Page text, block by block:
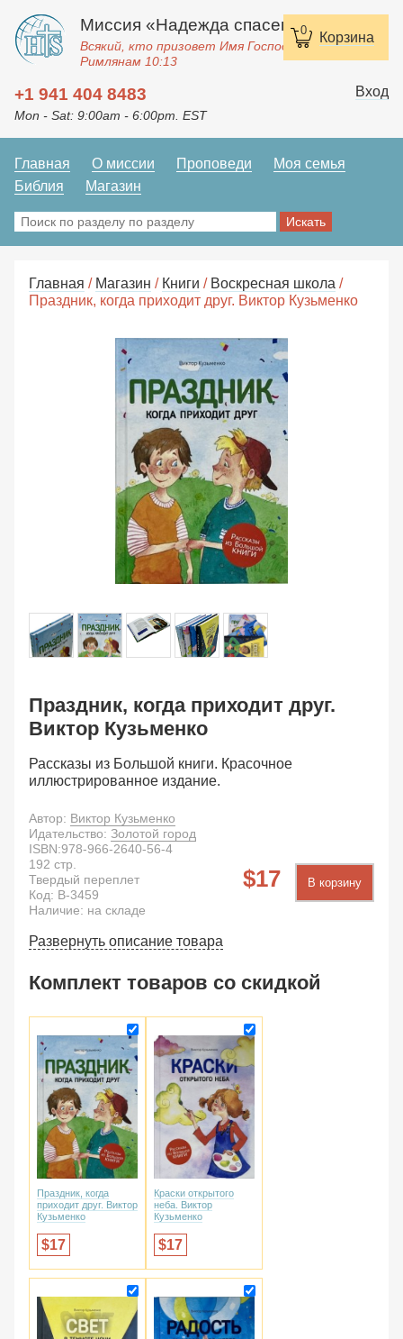
0 Корзина
Миссия «Надежда спасения»
Всякий, кто призовет Имя Господне, спасется.
Римлянам 10:13
+1 941 404 8483
Mon - Sat: 9:00am - 6:00pm. EST
Вход
Главная О миссии Проповеди
Моя семья
Библия
Магазин
Главная / Магазин / Книги / Воскресная школа /
Праздник, когда приходит друг. Виктор Кузьменко
Праздник, когда приходит друг.
Виктор Кузьменко
Рассказы из Большой книги. Красочное
иллюстрированное издание.
Автор: Виктор Кузьменко
Идательство: Золотой город
17 В корзину
ISBN:978-966-2640-56-4
192 стр.
Твердый переплет
Код: B-3459
Наличие: на складе
Развернуть описание товара
Комплект товаров со скидкой
Праздник, когда
приходит друг. Виктор
Кузьменко
17
Краски открытого
неба. Виктор
Кузьменко
17